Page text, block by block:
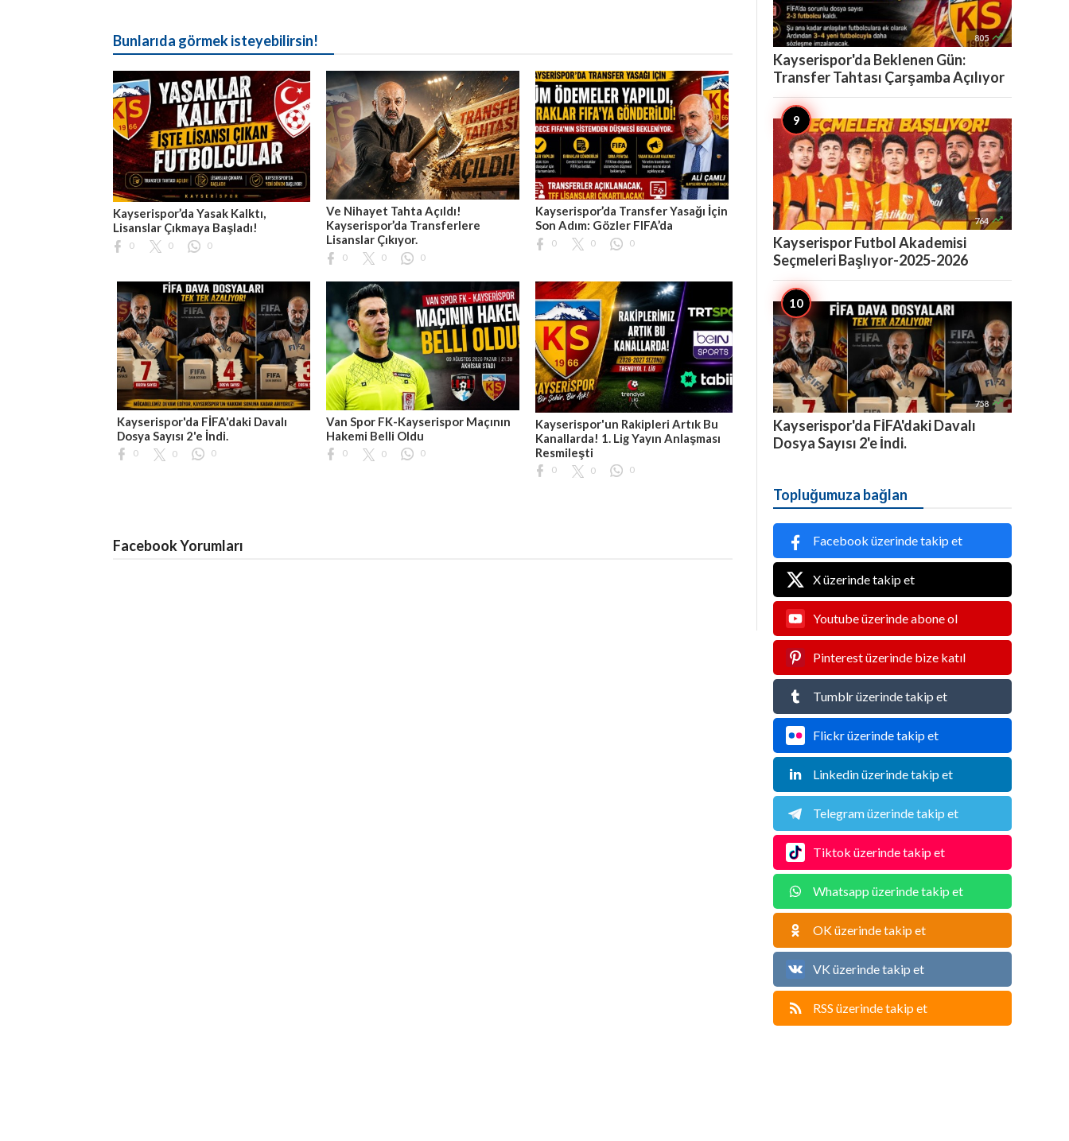
Bunlarıda görmek isteyebilirsin!
Kayserispor’da Yasak Kalktı,
Lisanslar Çıkmaya Başladı!
0 0 0
Ve Nihayet Tahta Açıldı!
Kayserispor’da Transferlere
Lisanslar Çıkıyor.
0 0 0
Kayserispor’da Transfer Yasağı İçin
Son Adım: Gözler FIFA’da
0 0 0
Kayserispor'da FİFA'daki Davalı
Dosya Sayısı 2'e İndi.
0 0 0
Van Spor FK-Kayserispor Maçının
Hakemi Belli Oldu
0 0 0
Kayserispor'un Rakipleri Artık Bu
Kanallarda! 1. Lig Yayın Anlaşması
Resmileşti
0 0 0
Facebook Yorumları
805 
Kayserispor'da Beklenen Gün:
Transfer Tahtası Çarşamba Açılıyor
764 
Kayserispor Futbol Akademisi
Seçmeleri Başlıyor-2025-2026
758 
Kayserispor'da FİFA'daki Davalı
Dosya Sayısı 2'e İndi.
Topluğumuza bağlan
Facebook üzerinde takip et
X üzerinde takip et
Youtube üzerinde abone ol
Pinterest üzerinde bize katıl
Tumblr üzerinde takip et
Flickr üzerinde takip et
Linkedin üzerinde takip et
Telegram üzerinde takip et
Tiktok üzerinde takip et
Whatsapp üzerinde takip et
OK üzerinde takip et
VK üzerinde takip et
RSS üzerinde takip et